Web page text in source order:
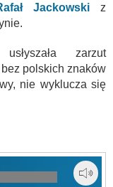
Jackowskiz
zarzut
polskich znaków
nie wyklucza się